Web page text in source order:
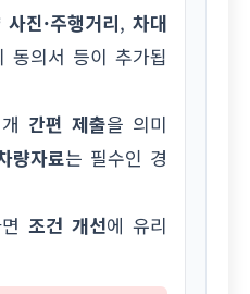
진·주행거리, 차대
동의서 등이 추가됩
간편 제출을 의미
량자료는 필수인 경
조건 개선에 유리